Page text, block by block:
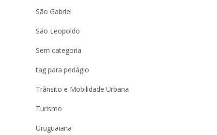
São Gabriel
São Leopoldo
Sem categoria
tag para pedágio
Trânsito e Mobilidade Urbana
Turismo
Uruguaiana